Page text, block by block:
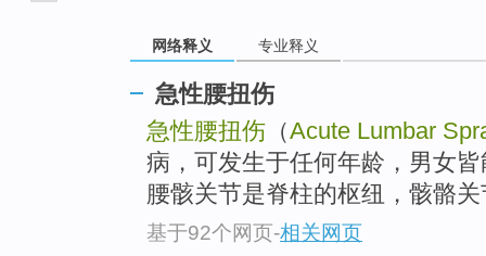
网络释义 专业释义
急性腰扭伤
急性腰扭伤 （Acute Lumbar
病，可发生于任何年龄，男女
腰骸关节是脊柱的枢纽，骸骼
基于92个网页-相关网页